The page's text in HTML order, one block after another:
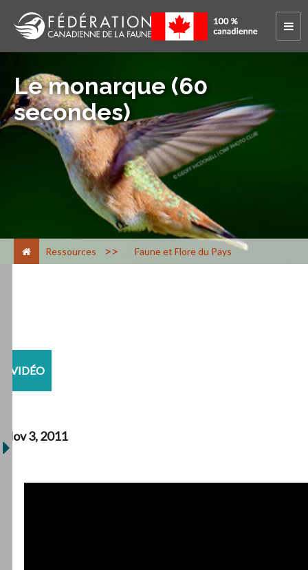
Le monarque (60
secondes)
Ressources > Faune et Flore du Pays
VIDÉO
Nov 3, 2011